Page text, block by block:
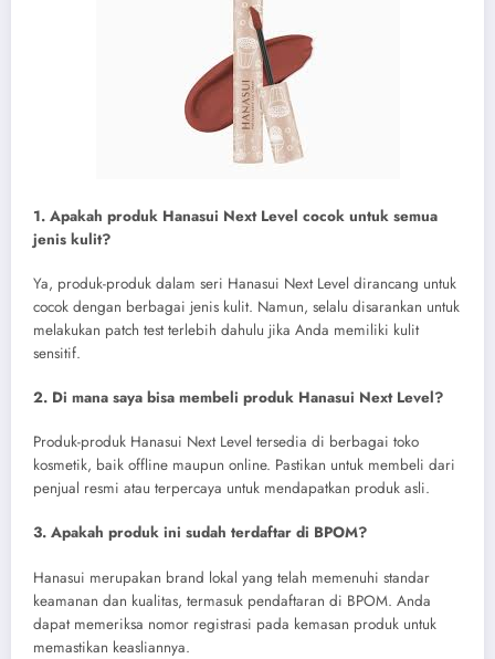
1. Apakah produk Hanasui Next Level cocok untuk semua
jenis kulit?
Ya, produk-produk dalam seri Hanasui Next Level dirancang untuk
cocok dengan berbagai jenis kulit. Namun, selalu disarankan untuk
melakukan patch test terlebih dahulu jika Anda memiliki kulit
sensitif.
2. Di mana saya bisa membeli produk Hanasui Next Level?
Produk-produk Hanasui Next Level tersedia di berbagai toko
kosmetik, baik offline maupun online. Pastikan untuk membeli dari
penjual resmi atau terpercaya untuk mendapatkan produk asli.
3. Apakah produk ini sudah terdaftar di BPOM?
Hanasui merupakan brand lokal yang telah memenuhi standar
keamanan dan kualitas, termasuk pendaftaran di BPOM. Anda
dapat memeriksa nomor registrasi pada kemasan produk untuk
memastikan keasliannya.